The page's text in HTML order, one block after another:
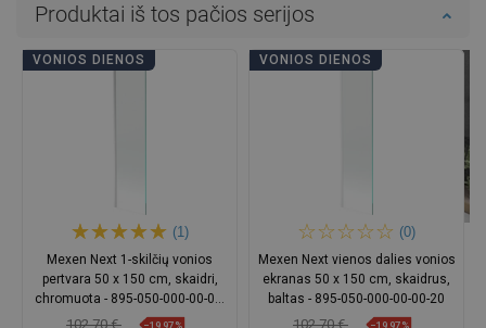
Produktai iš tos pačios serijos
VONIOS DIENOS
(1)
Mexen Next 1-skilčių vonios
pertvara 50 x 150 cm, skaidri,
chromuota - 895-050-000-00-00-
102,70 € −19,97%
VONIOS DIENOS
(0)
Mexen Next vienos dalies vonios
ekranas 50 x 150 cm, skaidrus,
baltas - 895-050-000-00-00-20
102,70 € −19,97%